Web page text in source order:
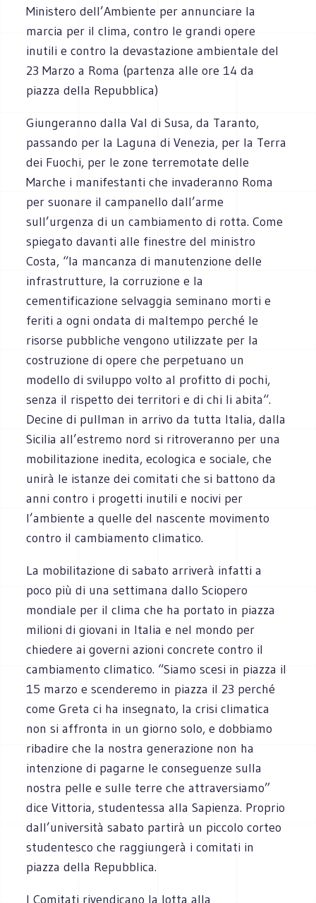
Ministero dell’Ambiente per annunciare la
marcia per il clima, contro le grandi opere
inutili e contro la devastazione ambientale del
23 Marzo a Roma (partenza alle ore 14 da
piazza della Repubblica)
Giungeranno dalla Val di Susa, da Taranto,
passando per la Laguna di Venezia, per la Terra
dei Fuochi, per le zone terremotate delle
Marche i manifestanti che invaderanno Roma
per suonare il campanello dall’arme
sull’urgenza di un cambiamento di rotta. Come
spiegato davanti alle finestre del ministro
Costa, “la mancanza di manutenzione delle
infrastrutture, la corruzione e la
cementificazione selvaggia seminano morti e
feriti a ogni ondata di maltempo perché le
risorse pubbliche vengono utilizzate per la
costruzione di opere che perpetuano un
modello di sviluppo volto al profitto di pochi,
senza il rispetto dei territori e di chi li abita“.
Decine di pullman in arrivo da tutta Italia, dalla
Sicilia all’estremo nord si ritroveranno per una
mobilitazione inedita, ecologica e sociale, che
unirà le istanze dei comitati che si battono da
anni contro i progetti inutili e nocivi per
l’ambiente a quelle del nascente movimento
contro il cambiamento climatico.
La mobilitazione di sabato arriverà infatti a
poco più di una settimana dallo Sciopero
mondiale per il clima che ha portato in piazza
milioni di giovani in Italia e nel mondo per
chiedere ai governi azioni concrete contro il
cambiamento climatico. “Siamo scesi in piazza il
15 marzo e scenderemo in piazza il 23 perché
come Greta ci ha insegnato, la crisi climatica
non si affronta in un giorno solo, e dobbiamo
ribadire che la nostra generazione non ha
intenzione di pagarne le conseguenze sulla
nostra pelle e sulle terre che attraversiamo”
dice Vittoria, studentessa alla Sapienza. Proprio
dall’università sabato partirà un piccolo corteo
studentesco che raggiungerà i comitati in
piazza della Repubblica.
I Comitati rivendicano la lotta alla